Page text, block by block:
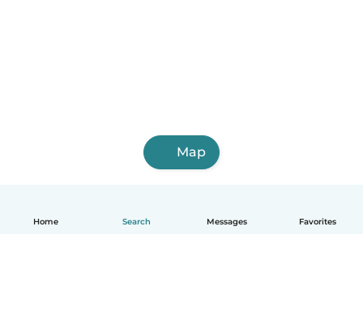
Home Search Messages Favorites
Map